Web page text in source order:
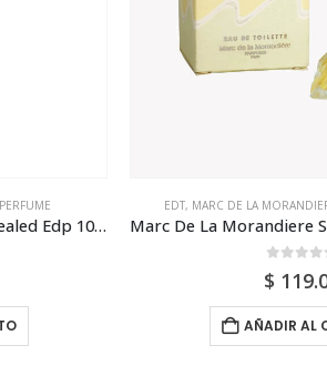
PERFUME
Elizabeth Arden Red Door Revealed Edp 100ml Para Mujer
EDT, MARC DE LA
$
AÑADIR AL